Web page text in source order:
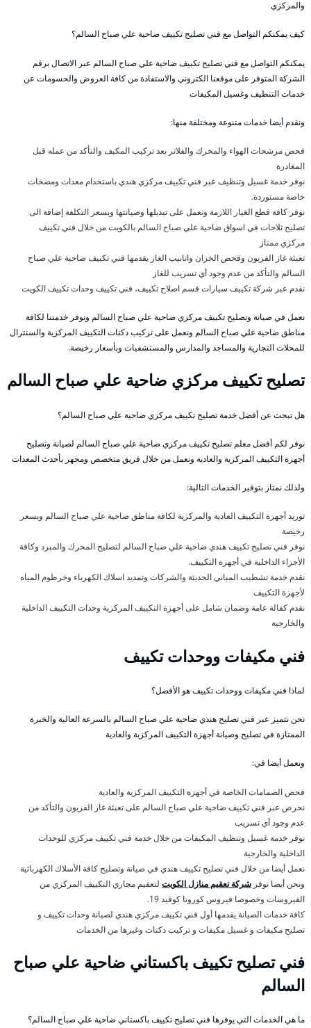
والمركزي
كيف يمكنكم التواصل مع فني تصليح تكييف ضاحية علي صباح السالم؟
يمكنكم التواصل مع فني تصليح تكييف ضاحية علي صباح السالم عبر الاتصال برقم
الشركة المتوفر على موقعنا الكتروني والاستفادة من كافة العروض والحسومات عن
خدمات التنظيف وغسيل المكيفات
ونقدم أيضا خدمات متنوعة ومختلفة منها:
فحص مرشحات الهواء والمحرك والفلاتر بعد تركيب المكيف والتأكد من عمله قبل
المغادرة
نوفر خدمة غسيل وتنظيف عبر فني تكييف مركزي هندي باستخدام معدات ومضخات
خاصة مستوردة.
نوفر كافة قطع الغيار اللازمة ونعمل على تبديلها وصيانتها وبسعر التكلفة إضافة الى
تصليح ثلاجات في اسواق ضاحية علي صباح السالم بالكويت من خلال فني تكييف
مركزي ممتاز
تعبئة غاز الفريون وفحص الخزان وانابيب الغاز يقدمها فني تكييف ضاحية علي صباح
السالم والتأكد من عدم وجود أي تسريب للغاز
نقدم عبر شركة تكييف سيارات قسم اصلاح تكييف، فني تكييف وحدات تكييف الكويت
نعمل في صيانة وتصليح تكييف مركزي ضاحية علي صباح السالم ونوفر خدمتنا لكافة
مناطق ضاحية علي صباح السالم ونعمل على تركيب دكتات التكييف المركزية والسنترال
للمحلات التجارية والمساجد والمدارس والمستشفيات وبأسعار رخيصة.
تصليح تكييف مركزي ضاحية علي صباح السالم
هل تبحث عن أفضل خدمة تصليح تكييف مركزي ضاحية علي صباح السالم؟
نوفر لكم أفضل معلم تصليح تكييف مركزي ضاحية علي صباح السالم لصيانة وتصليح
أجهزة التكييف المركزية والعادية ونعمل من خلال فريق متخصص ومجهز بأحدث المعدات
ولذلك نمتاز بتوفير الخدمات التالية:
توريد أجهزة التكييف العادية والمركزية لكافة مناطق ضاحية علي صباح السالم وبسعر
رخيصة
نوفر فني تصليح تكييف هندي ضاحية علي صباح السالم لتصليح المحرك والمبرد وكافة
الأجزاء الداخلية في أجهزة التكييف.
نقدم خدمة تشطيب المباني الحديثة والشركات وتمديد اسلاك الكهرباء وخرطوم المياه
لأجهزة التكييف
نقدم كفالة عامة وضمان شامل على أجهزة التكييف المركزية وحدات التكييف الداخلية
والخارجية
فني مكيفات ووحدات تكييف
لماذا فني مكيفات ووحدات تكييف هو الأفضل؟
نحن نتميز عبر فني تصليح هندي ضاحية علي صباح السالم بالسرعة العالية والخبرة
الممتازة في تصليح وصيانة أجهزة التكييف المركزية والعادية
ونعمل أيضا في:
فحص الصمامات الخاصة في أجهزة التكييف المركزية والعادية
نحرص عبر فني تكييف ضاحية علي صباح السالم على تعبئة غاز الفريون والتأكد من
عدم وجود أي تسريب
نوفر خدمة غسيل وتنظيف المكيفات من خلال خدمة فني تكييف مركزي للوحدات
الداخلية والخارجية
نعمل أيضا من خلال فني تصليح تكييف هندي في صيانة وتصليح كافة الأسلاك الكهربائية
ونحن أيضا نوفر شركة تعقيم منازل الكويت لتعقيم مجاري التكييف المركزي من
الفيروسات وخصوصا فيروس كورونا كوفيد 19.
كافة خدمات الصيانة يقدمها أول فني تكييف مركزي هندي لصيانة وحدات تكييف و
تصليح مكيفات و غسيل مكيفات و تركيب دكتات وغيرها من الخدمات
فني تصليح تكييف باكستاني ضاحية علي صباح
السالم
ما هي الخدمات التي يوفرها فني تصليح تكييف باكستاني ضاحية علي صباح السالم؟